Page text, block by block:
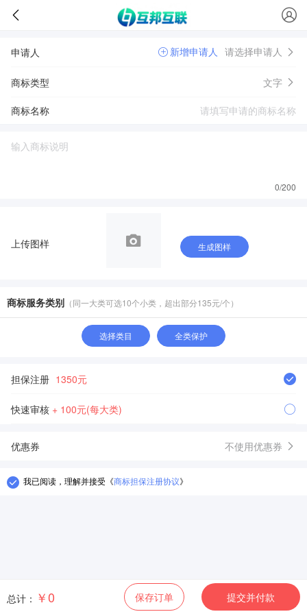
申请人 新增申请人 请选择申请人
商标类型 文字
商标名称
0/200
上传图样 生成图样
商标服务类别 （同一大类可选10个小类，超出部分135元/个）
选择类目 全类保护
担保注册 1350元
快速审核 + 100元(每大类)
优惠券 不使用优惠券
我已阅读，理解并接受 《商标担保注册协议》
总计： ￥0 保存订单 提交并付款